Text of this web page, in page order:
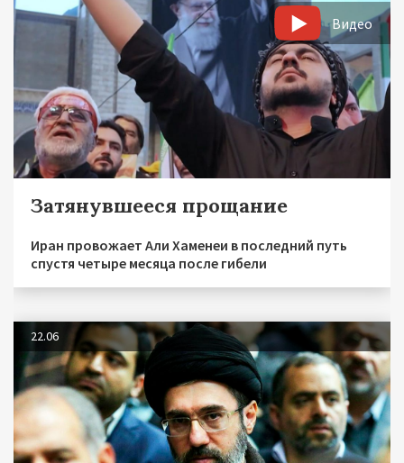
Видео
Затянувшееся прощание
Иран провожает Али Хаменеи в последний путь
спустя четыре месяца после гибели
22.06